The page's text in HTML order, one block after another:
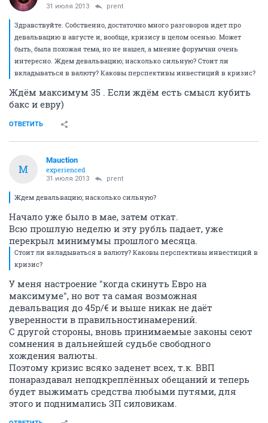
31 июля 2013 prent
Здравствуйте. Собственно, достаточно много разговоров идет про
девальвацию в августе и, вообще, кризису в целом осенью. Может
быть, была похожая тема, но не нашел, а мнение форумчан очень
интересно. Ждем девальвацию; насколько сильную? Стоит ли
вкладываться в валюту? Каковы перспективы инвестиций в кризис?
Ждём максимум 35 . Если ждём есть смысл кубить
бакс и евру)
ОТВЕТИТЬ
M
Mauction
experienced
31 июля 2013 prent
Ждем девальвацию; насколько сильную?
Начало уже было в мае, затем откат.
Всю прошлую неделю и эту рубль падает, уже
перекрыл минимумы прошлого месяца.
Стоит ли вкладываться в валюту? Каковы перспективы инвестиций в
кризис?
У меня настроение "когда скинуть Евро на
максимуме", но вот та самая возможная
девальвация до 45р/€ и выше никак не даёт
уверенности в правильностинамерений.
С другой стороны, вновь принимаемые законы сеют
сомнения в дальнейшей судьбе свободного
хождения валюты.
Поэтому кризис всяко заденет всех, т.к. ВВП
понараздавал неподкреплённых обещаний и теперь
будет выжимать средства любыми путями, для
этого и поднимались ЗП силовикам.